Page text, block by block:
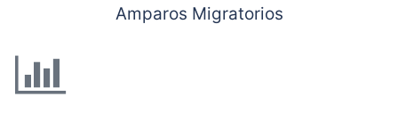
Amparos Migratorios